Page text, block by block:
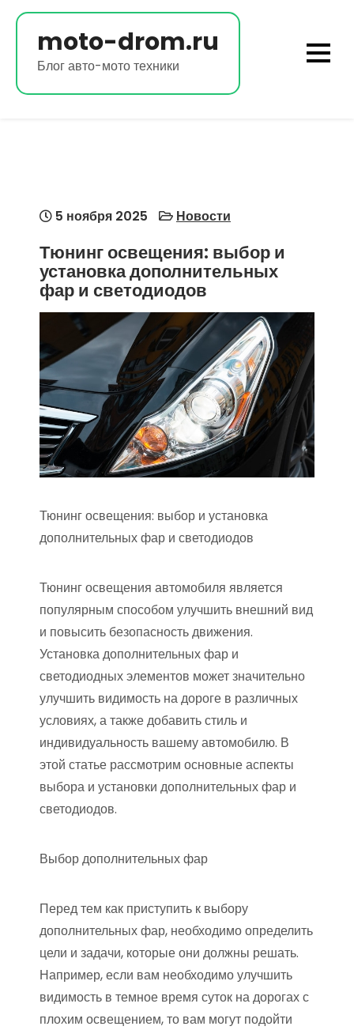
Перейти
содержимомуmoto-drom.ru
Блог авто-мото техники
5 ноября 2025 Новости
Тюнинг освещения: выбор и
установка дополнительных
фар и светодиодов
Тюнинг освещения: выбор и установка
дополнительных фар и светодиодов
Тюнинг освещения автомобиля является
популярным способом улучшить внешний вид
и повысить безопасность движения.
Установка дополнительных фар и
светодиодных элементов может значительно
улучшить видимость на дороге в различных
условиях, а также добавить стиль и
индивидуальность вашему автомобилю. В
этой статье рассмотрим основные аспекты
выбора и установки дополнительных фар и
светодиодов.
Выбор дополнительных фар
Перед тем как приступить к выбору
дополнительных фар, необходимо определить
цели и задачи, которые они должны решать.
Например, если вам необходимо улучшить
видимость в темное время суток на дорогах с
плохим освещением, то вам могут подойти